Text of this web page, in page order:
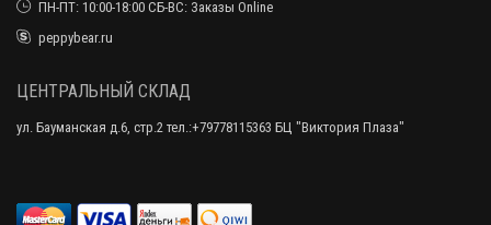
ПН-ПТ: 10:00-18:00 СБ-ВС: Заказы Online
peppybear.ru
ЦЕНТРАЛЬНЫЙ СКЛАД
ул. Бауманская д.6, стр.2 тел.:+79778115363 БЦ "Виктория Плаза"